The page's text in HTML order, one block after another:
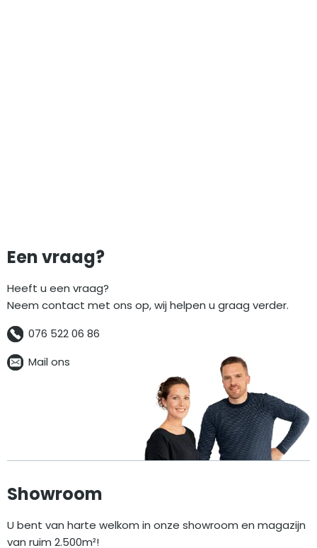
Een vraag?
Heeft u een vraag?
Neem contact met ons op, wij helpen u graag verder.
076 522 06 86
Mail ons
Showroom
U bent van harte welkom in onze showroom en magazijn
van ruim 2.500m²!